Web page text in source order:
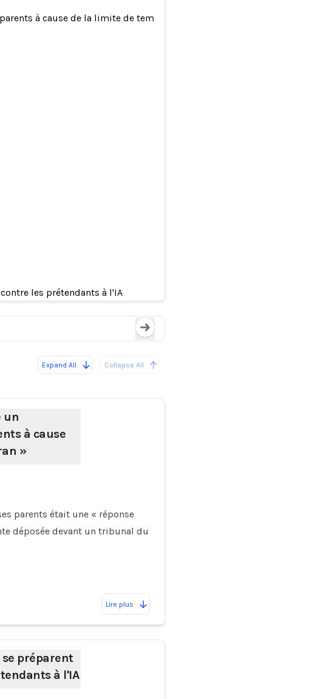
à cause de la limite de temps d'écran »
les prétendants à l'IA
»
Expand All Collapse All
un
à cause
»
parents était une « réponse
déposée devant un tribunal du
Lire plus
préparent
à l'IA